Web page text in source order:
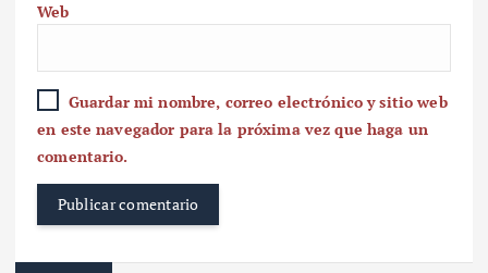
Web
Guardar mi nombre, correo electrónico y sitio web
en este navegador para la próxima vez que haga un
comentario.